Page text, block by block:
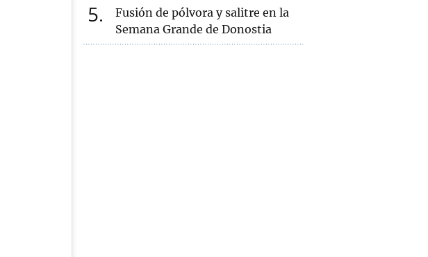
5
Fusión de pólvora y salitre en la
Semana Grande de Donostia